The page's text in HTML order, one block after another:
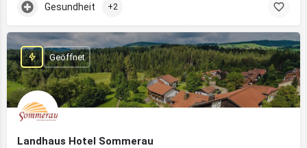
Gesundheit +2
Landhaus Hotel Sommerau
Geöffnet